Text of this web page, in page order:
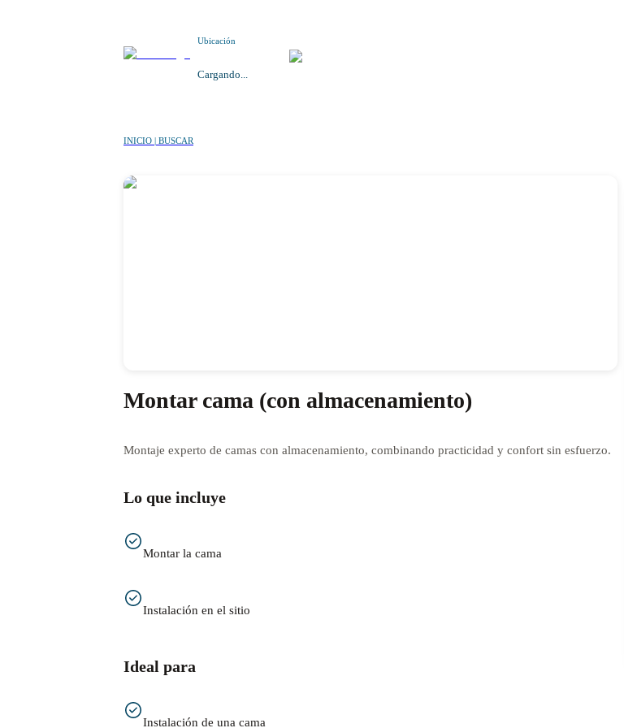
Ubicación
Cargando...
INICIO | BUSCAR
Montar cama (con almacenamiento)
Montaje experto de camas con almacenamiento, combinando practicidad y confort sin esfuerzo.
Lo que incluye
Montar la cama
Instalación en el sitio
Ideal para
Instalación de una cama